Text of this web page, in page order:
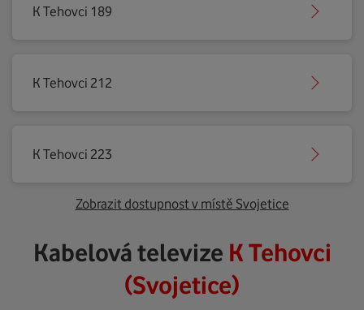
K Tehovci 189
K Tehovci 212
K Tehovci 223
Zobrazit dostupnost v místě Svojetice
Kabelová televize K Tehovci
(Svojetice)